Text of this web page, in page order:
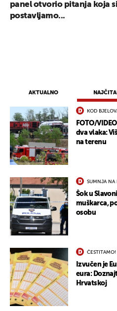
AKTUALNO
KOD
FOTO/
dva vlaka:
na terenu
SUMNJA NA
Šok u
muškarca,
osobu
ČESTITAMO!
Izvučen je
eura:
Hrvatskoj
panel otvorio pitanja koja
postavljamo...